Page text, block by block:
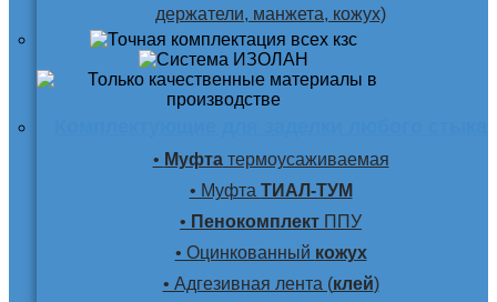
держатели, манжета, кожух)
• Муфтатермоусаживаемая
• Муфта ТИАЛ-ТУМ
• Пенокомплект ППУ
• Оцинкованный кожух
• Адгезивная лента (клей)